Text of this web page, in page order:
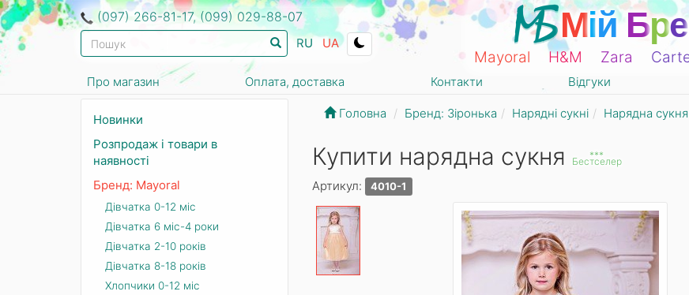
(097) 266-81-17, (099) 029-88-07
RU UA Мій Бре
Mayoral Н&М Zara
Про магазин Оплата, доставка Контакти Відгуки
Головна Бренд: Зіронька Нарядні сукні Нарядна сукня
Купити нарядна сукня ***
Бестселер
Артикул: 4010-1
Новинки
Розпродаж і товари в
наявності
Бренд: Mayoral
Дівчатка 0-12 міс
Дівчатка 6 міс-4 роки
Дівчатка 2-10 років
Дівчатка 8-18 років
Хлопчики 0-12 міс